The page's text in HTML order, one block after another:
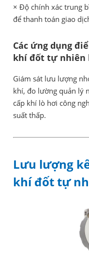
× Độ chính xác trung
để thanh toán giao
Các ứng dụng
khí đốt tự nhiên
Giám sát lưu lượng
khí, đo lường quản lý
cấp khí lò hơi công
suất thấp.
Lưu lượng
khí đốt tự